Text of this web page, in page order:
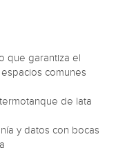
que garantiza el
comunes
de lata
y datos con bocas